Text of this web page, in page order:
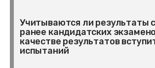
образовании в Российской
отдельные законодательные
Российской Федерации»)
государственная
Да
Учитываются ли результаты
ранее кандидатских
качестве результатов
испытаний